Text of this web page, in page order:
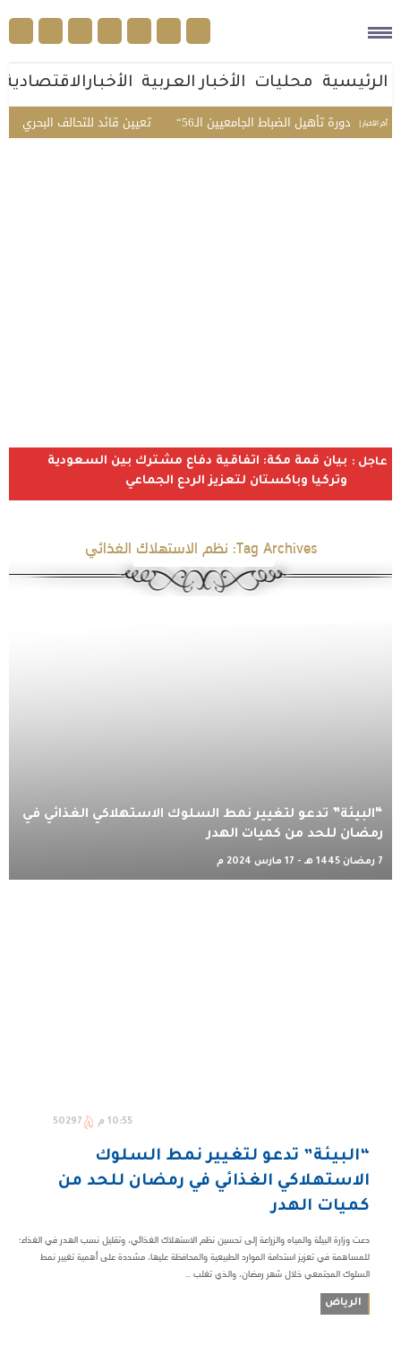
الرئيسية محليات الأخبار العربية الأخبارالاقتصادية
أخر الأخبار | تعيين قائد للتحالف البحري بدورة تأهيل الضباط الجامعيين الـ56
عاجل : بيان قمة مكة: اتفاقية دفاع مشترك بين السعودية
وتركيا وباكستان لتعزيز الردع الجماعي
Tag Archives: نظم الاستهلاك الغذائي
“البيئة” تدعو لتغيير نمط السلوك الاستهلاكي الغذائي في
رمضان للحد من كميات الهدر
7 رمضان 1445 هـ - 17 مارس 2024 م
10:55 م 50297
“البيئة” تدعو لتغيير نمط السلوك
الاستهلاكي الغذائي في رمضان للحد من
كميات الهدر
دعت وزارة البيئة والمياه والزراعة إلى تحسين نظم الاستهلاك الغذائي، وتقليل نسب الهدر في الغذاء؛
للمساهمة في تعزيز استدامة الموارد الطبيعية والمحافظة عليها، مشددة على أهمية تغيير نمط
السلوك المجتمعي خلال شهر رمضان، والذي تغلب ...
الرياض